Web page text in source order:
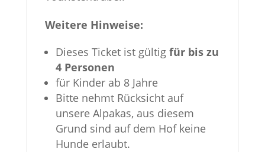
Weitere Hinweise:
Dieses Ticket ist gültig für bis zu
4 Personen
für Kinder ab 8 Jahre
Bitte nehmt Rücksicht auf
unsere Alpakas, aus diesem
Grund sind auf dem Hof keine
Hunde erlaubt.